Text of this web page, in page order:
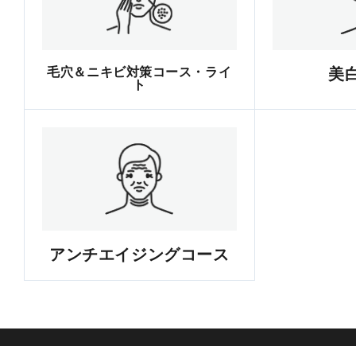
毛穴＆ニキビ対策コース・ライ
ト
美
アンチエイジングコース